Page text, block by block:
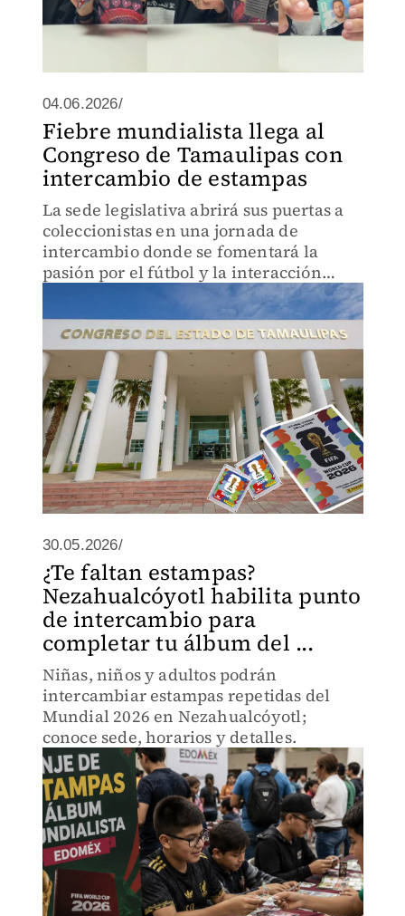
04.06.2026/
Fiebre mundialista llega al
Congreso de Tamaulipas con
intercambio de estampas
La sede legislativa abrirá sus puertas a
coleccionistas en una jornada de
intercambio donde se fomentará la
pasión por el fútbol y la interacción
entre participantes rumbo al Mundial.
30.05.2026/
¿Te faltan estampas?
Nezahualcóyotl habilita punto
de intercambio para
completar tu álbum del ...
Niñas, niños y adultos podrán
intercambiar estampas repetidas del
Mundial 2026 en Nezahualcóyotl;
conoce sede, horarios y detalles.